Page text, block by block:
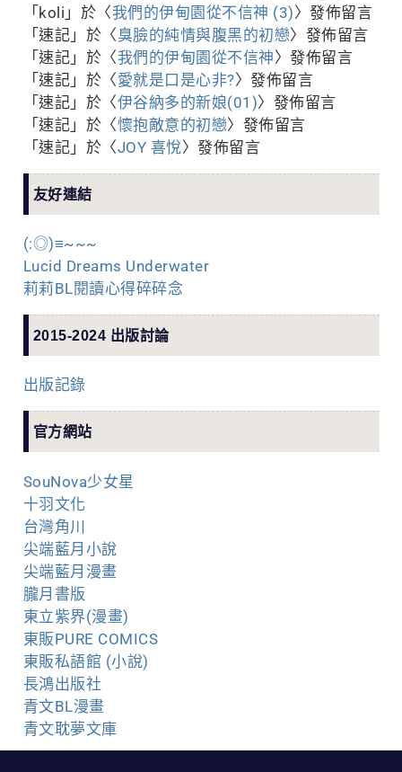
「koli 」於〈我們的伊甸園從不信神 (3)〉發佈留言
「速記 」於〈臭臉的純情與腹黑的初戀〉發佈留言
「速記 」於〈我們的伊甸園從不信神〉發佈留言
「速記 」於〈愛就是口是心非?〉發佈留言
「速記 」於〈伊谷納多的新娘(01)〉發佈留言
「速記 」於〈懷抱敵意的初戀〉發佈留言
「速記 」於〈JOY 喜悅〉發佈留言
友好連結
(:◎)≡~~~
Lucid Dreams Underwater
莉莉BL閱讀心得碎碎念
2015-2024 出版討論
出版記錄
官方網站
SouNova少女星
十羽文化
台灣角川
尖端藍月小說
尖端藍月漫畫
朧月書版
東立紫界(漫畫)
東販PURE COMICS
東販私語館 (小說)
長鴻出版社
青文BL漫畫
青文耽夢文庫